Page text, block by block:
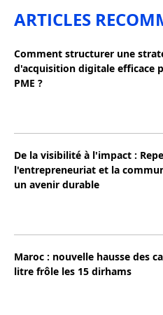
ARTICLES
Comment structurer une
d'acquisition digitale efficace
PME ?
De la visibilité à l'impact :
l'entrepreneuriat et la
un avenir durable
Maroc : nouvelle hausse des
litre frôle les 15 dirhams